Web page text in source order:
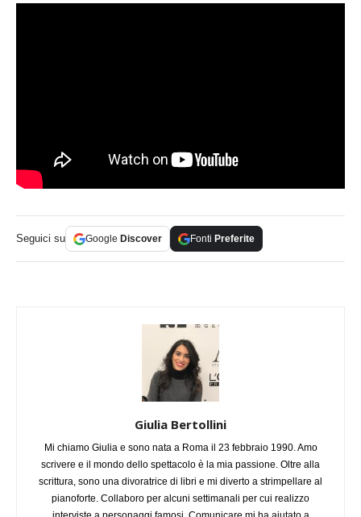
Seguici su Google Discover Fonti Preferite
Giulia Bertollini
Mi chiamo Giulia e sono nata a Roma il 23 febbraio 1990. Amo
scrivere e il mondo dello spettacolo è la mia passione. Oltre alla
scrittura, sono una divoratrice di libri e mi diverto a strimpellare al
pianoforte. Collaboro per alcuni settimanali per cui realizzo